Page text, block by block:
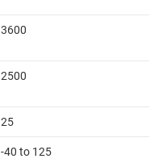
3600
2500
25
-40 to 125